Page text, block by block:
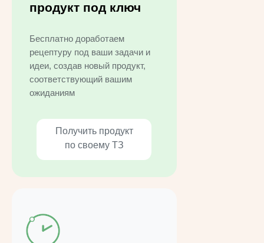
продукт под ключ
Бесплатно доработаем
рецептуру под ваши задачи и
идеи, создав новый продукт,
соответствующий вашим
ожиданиям
Получить продукт
по своему ТЗ